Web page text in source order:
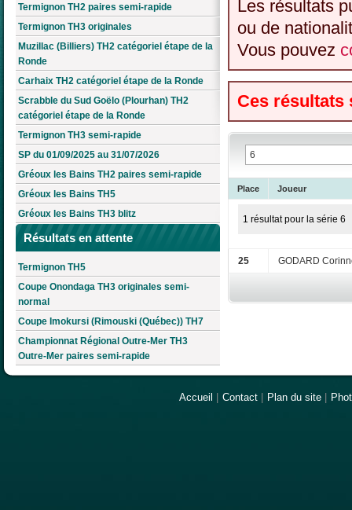
Termignon TH2 paires semi-rapide
Termignon TH3 originales
Muzillac (Billiers) TH2 catégoriel étape de la
Ronde
Carhaix TH2 catégoriel étape de la Ronde
Scrabble du Sud Goëlo (Plourhan) TH2
catégoriel étape de la Ronde
Termignon TH3 semi-rapide
SP du 01/09/2025 au 31/07/2026
Gréoux les Bains TH2 paires semi-rapide
Gréoux les Bains TH5
Gréoux les Bains TH3 blitz
Résultats en attente
Termignon TH5
Coupe Onondaga TH3 originales semi-
normal
Coupe Imokursi (Rimouski (Québec)) TH7
Championnat Régional Outre-Mer TH3
Outre-Mer paires semi-rapide
Les résultats
ou de
Vous pouvez
Ces résultats
Place Joueur
1 résultat pour la série 6
25 GODARD
Accueil Contact Plan du site